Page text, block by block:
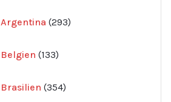
Argentina 293
produkter
Belgien 133
produkter
Brasilien 354
produkter